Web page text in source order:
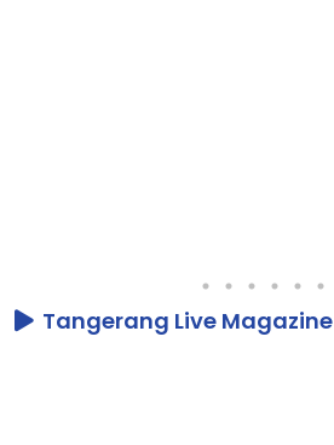
Tangerang Live Magazine